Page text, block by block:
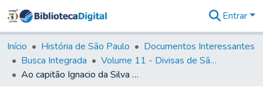
&
Coleções
Tudo na
Biblioteca
Entrar
Início História de São Paulo
Documentos Interessantes
Busca Integrada
Volume 11 - Divisas de São Paulo e Minas Gerais
Ao capitão Ignacio da Silva Costa, 1771